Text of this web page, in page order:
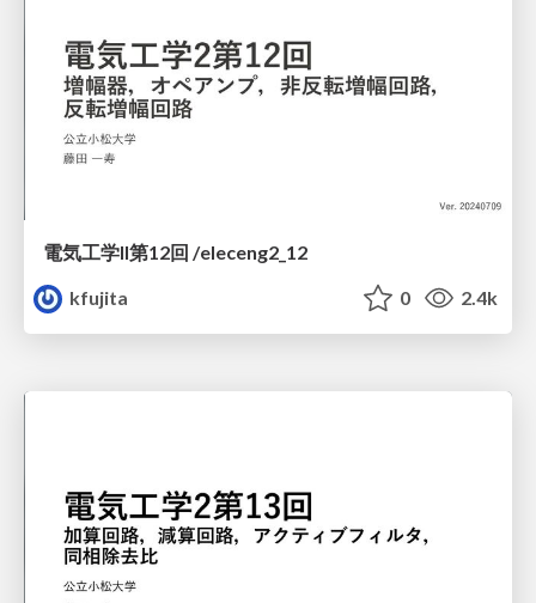
電気工学II第12回 /eleceng2_12
kfujita
0 2.4k